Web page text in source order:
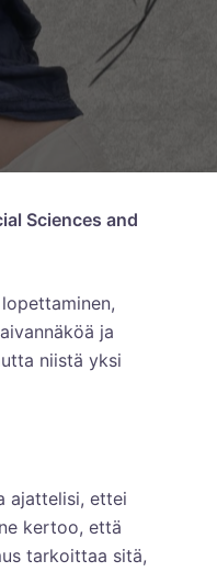
Sciences and
ja
niistä yksi
ajattelisi, ettei
kertoo, että
tarkoittaa sitä,